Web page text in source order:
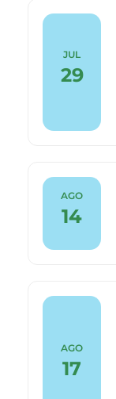
JUL
29
AGO
14
AGO
17